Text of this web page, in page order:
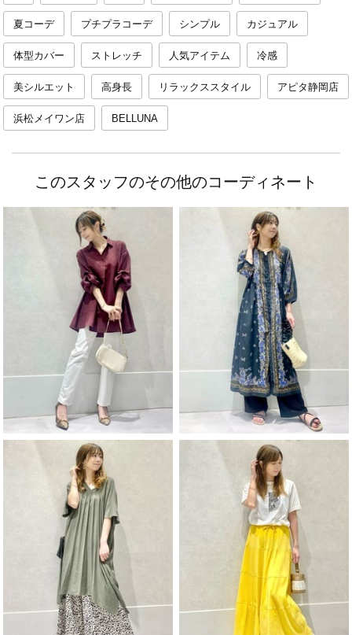
夏コーデ プチプラコーデ シンプル カジュアル
体型カバー ストレッチ 人気アイテム 冷感
美シルエット 高身長 リラックススタイル アピタ静岡店
浜松メイワン店 BELLUNA
このスタッフのその他のコーディネート